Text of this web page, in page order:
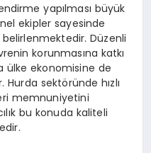
yapılması büyük
ekipler sayesinde
Düzenli
korunmasına katkı
ülke ekonomisine de
sektöründe hızlı
memnuniyetini
bu konuda kaliteli